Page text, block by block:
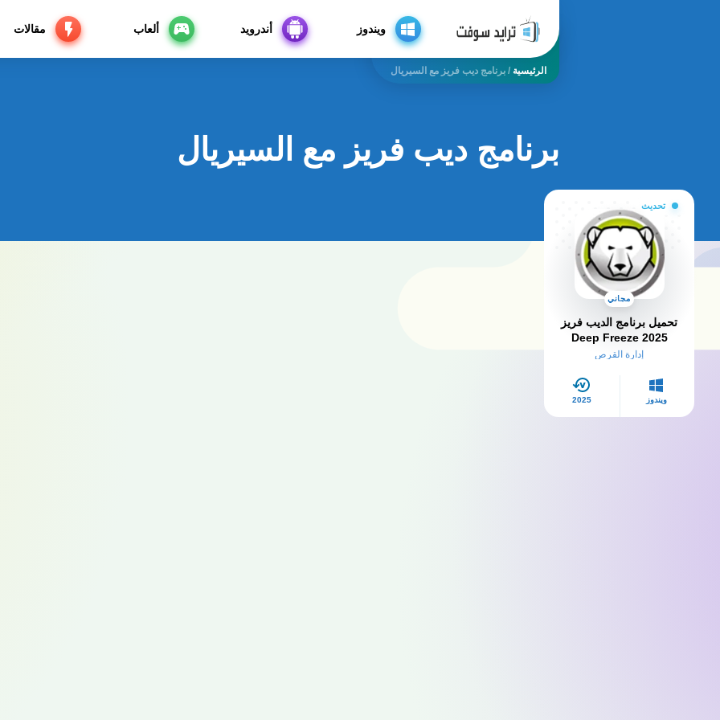
ويندوز أندرويد ألعاب مقالات
الرئيسية / برنامج ديب فريز مع السيريال
برنامج ديب فريز مع السيريال
تحديث
مجاني
تحميل برنامج الديب فريز
2025 Deep Freeze
للكمبيوتر كامل
إدارة القرص
ويندوز 2025